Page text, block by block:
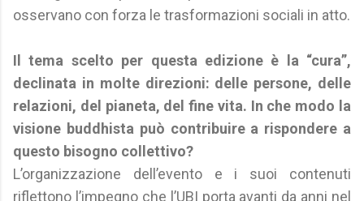
osservano con forza le trasformazioni sociali in atto.
Il tema scelto per questa edizione è la “cura”,
declinata in molte direzioni: delle persone, delle
relazioni, del pianeta, del fine vita. In che modo la
visione buddhista può contribuire a rispondere a
questo bisogno collettivo?
L’organizzazione dell’evento e i suoi contenuti
riflettono l’impegno che l’UBI porta avanti da anni nel